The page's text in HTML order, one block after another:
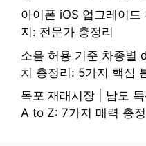
아이폰 iOS 업그레이
지: 전문가 총정리
소음 허용 기준 차종별
치 총정리: 5가지 핵심
목포 재래시장 | 남도
A to Z: 7가지 매력 총